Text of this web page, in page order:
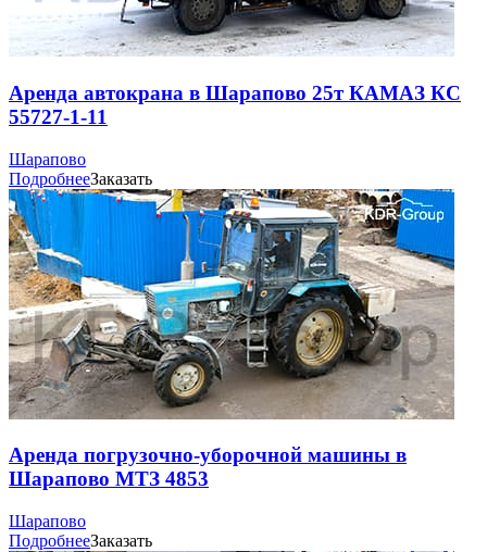
Аренда автокрана в Шарапово 25т КАМАЗ КС
55727-1-11
Шарапово
ПодробнееЗаказать
Аренда погрузочно-уборочной машины в
Шарапово МТЗ 4853
Шарапово
ПодробнееЗаказать